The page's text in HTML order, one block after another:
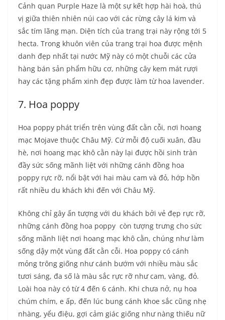
Cảnh quan Purple Haze là một sự kết hợp hài hoà, thú
vị giữa thiên nhiên núi cao với các rừng cây lá kim và
sắc tím lãng mạn. Diện tích của trang trại này rộng tới 5
hecta. Trong khuôn viên của trang trại hoa được mệnh
danh đẹp nhất tại nước Mỹ này có một chuỗi các cửa
hàng bán sản phẩm hữu cơ, những cây kem mát rượi
hay các tặng phẩm xinh đẹp được làm từ hoa lavender.
7. Hoa poppy
Hoa poppy phát triển trên vùng đất cằn cỗi, nơi hoang
mạc Mojave thuộc Châu Mỹ. Cứ mỗi độ cuối xuân, đầu
hè, nơi hoang mạc khô cằn này lại được hồi sinh tràn
đầy sức sống mãnh liệt với những cánh đồng hoa
poppy rực rỡ, nổi bật với hai màu cam và đỏ, hớp hồn
rất nhiều du khách khi đến với Châu Mỹ.
Không chỉ gây ấn tượng với du khách bởi vẻ đẹp rực rỡ,
những cánh đồng hoa poppy còn tượng trưng cho sức
sống mãnh liệt nơi hoang mạc khô cằn, chúng như làm
sống dậy một vùng đất cằn cỗi. Hoa poppy có cánh
mỏng trông giống như cánh bướm với nhiều màu sắc
tươi sáng, đa số là màu sắc rực rỡ như cam, vàng, đỏ.
Loài hoa này có từ 4 đến 6 cánh. Khi chưa nở, nụ hoa
chúm chím, e ấp, đến lúc bung cánh khoe sắc cũng nhẹ
nhàng, yểu điệu, gợi cảm giác giống như nàng thiếu nữ